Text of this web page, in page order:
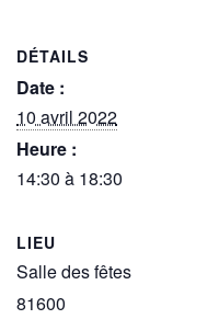
DÉTAILS
Date :
10 avril 2022
Heure :
14:30 à 18:30
LIEU
Salle des fêtes
81600